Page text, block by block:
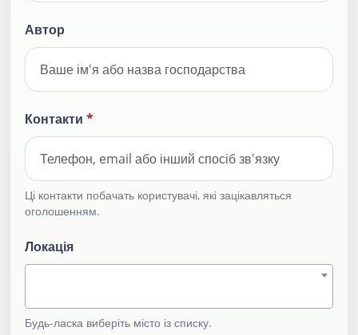
Автор
Контакти *
Ці контакти побачать користувачі, які зацікавляться
оголошенням.
Локація
Будь-ласка виберіть місто із списку.